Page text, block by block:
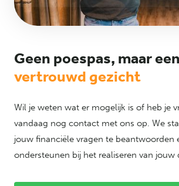
Geen poespas, maar een
vertrouwd gezicht
Wil je weten wat er mogelijk is of heb je
vandaag nog contact met ons op. We
jouw financiële vragen te beantwoorden
ondersteunen bij het realiseren van jouw